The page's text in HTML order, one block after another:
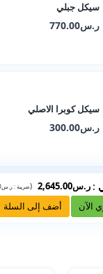
سيكل جبلي
ر.س770.00
سيكل كوبرا الاصلي
ر.س300.00
: ر.س2,645.00 (ضريبة :ر.س345.00
الآن أضف إلى السلة